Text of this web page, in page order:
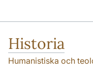
Historia
Humanistiska och